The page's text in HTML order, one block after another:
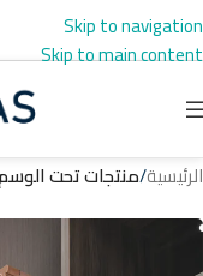
Skip to navigation
Skip to main content
الرئيسية/منتجات تحت